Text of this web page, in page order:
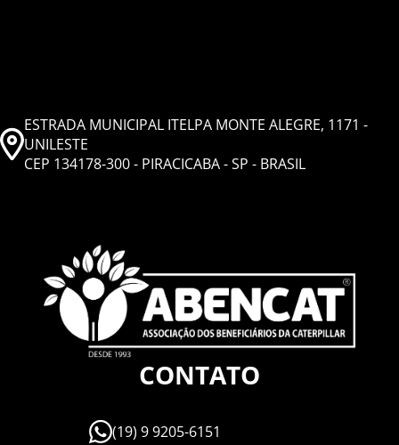
ESTRADA MUNICIPAL ITELPA MONTE ALEGRE, 1171 -
UNILESTE
CEP 134178-300 - PIRACICABA - SP - BRASIL
CONTATO
(19) 9 9205-6151